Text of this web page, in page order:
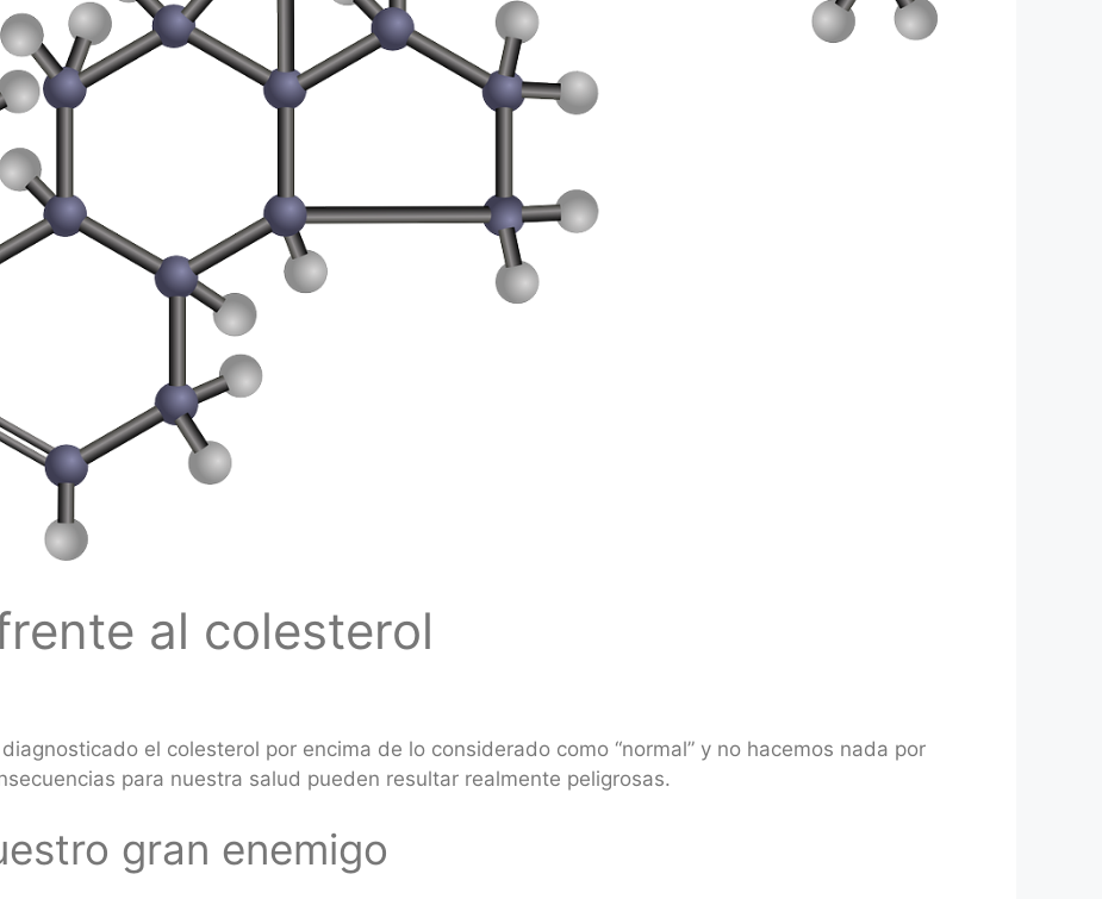
al colesterol
el colesterol por encima de lo considerado como “normal” y no hacemos nada por
para nuestra salud pueden resultar realmente peligrosas.
gran enemigo